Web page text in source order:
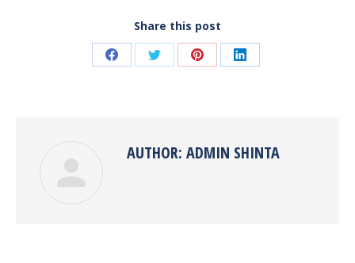
Share this post
Share Share Share Share
AUTHOR: ADMIN SHINTA